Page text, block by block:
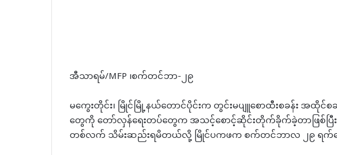
အီသာရမ်/MFP ၊စက်တင်ဘာ-၂၉
မကွေးတိုင်း၊ မြိုင်မြို့နယ်တောင်ပိုင်းက တွင်းမပျူစောထီးစခန်း အထို
တွေကို တော်လှန်ရေးတပ်တွေက အသင့်စောင့်ဆိုင်းတိုက်ခိုက်ခဲ့တာဖြစ်ပြီ
တစ်လက် သိမ်းဆည်းရမိတယ်လို့ မြိုင်ပကဖက စက်တင်ဘာလ ၂၉ ရက်န